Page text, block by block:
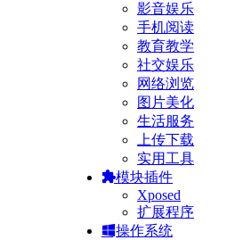
影音娱乐
手机阅读
教育教学
社交娱乐
网络浏览
图片美化
生活服务
上传下载
实用工具
模块插件
Xposed
扩展程序
操作系统